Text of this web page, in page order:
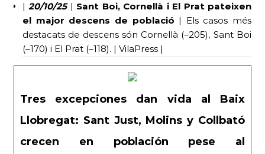
|20/10/25| Sant Boi, Cornellà i El Prat pateixen
el major descens de població | Els casos més
destacats de descens són Cornellà (–205), Sant Boi
(–170) i El Prat (–118). | VilaPress |
Tres excepciones dan vida al Baix
Llobregat: Sant Just, Molins y Collbató
crecen en población pese al